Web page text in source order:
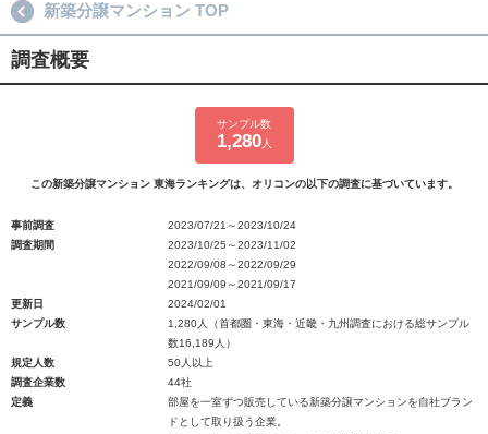
新築分譲マンション TOP
調査概要
サンプル数
1,280人
この新築分譲マンション 東海ランキングは、オリコンの以下の調査に基づいています。
事前調査
2023/07/21～2023/10/24
調査期間
2023/10/25～2023/11/02
2022/09/08～2022/09/29
2021/09/09～2021/09/17
更新日
2024/02/01
サンプル数
1,280人（首都圏・東海・近畿・九州調査における総サンプル
数16,189人）
規定人数
50人以上
調査企業数
44社
定義
部屋を一室ずつ販売している新築分譲マンションを自社ブラン
ドとして取り扱う企業。